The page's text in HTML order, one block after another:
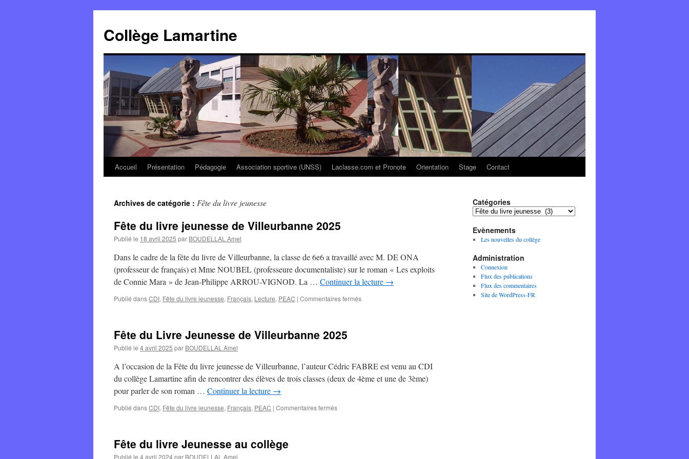
contenu
Collège Lamartine
Accueil Présentation Pédagogie Association sportive (UNSS) Laclasse.com et Pronote Orientation Stage Contact
Archives de catégorie : Fête du livre jeunesse
Fête du livre jeunesse de Villeurbanne 2025
Publié le 18 avril 2025 par BOUDELLAL Amel
Dans le cadre de la fête du livre de Villeurbanne, la classe de 6e6 a travaillé avec M. DE ONA
(professeur de français) et Mme NOUBEL (professeure documentaliste) sur le roman « Les exploits
de Connie Mara » de Jean-Philippe ARROU-VIGNOD. La … Continuer la lecture →
Publié dansCDI, Fête du livre jeunesse, Français, Lecture, PEAC | Commentaires ferméssur
2025
Fête du Livre Jeunesse de Villeurbanne 2025
Publié le 4 avril 2025 par BOUDELLAL Amel
A l’occasion de la Fête du livre jeunesse de Villeurbanne, l’auteur Cédric FABRE est venu au CDI
du collège Lamartine afin de rencontrer des élèves de trois classes (deux de 4ème et une de 3ème)
pour parler de son roman … Continuer la lecture →
Publié dansCDI, Fête du livre jeunesse, Français, PEAC | Commentaires ferméssur
Fête du livre Jeunesse au collège
Publié le 4 avril 2024par BOUDELLAL Amel
Catégories
Catégories
Evènements
Les nouvelles du collège
Administration
Connexion
Flux des publications
Flux des commentaires
Site de WordPress-FR